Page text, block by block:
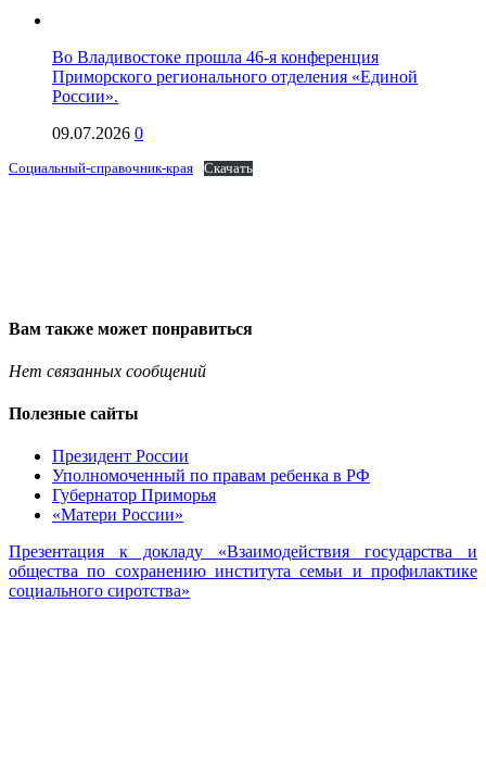
Во Владивостоке прошла 46-я конференция
Приморского регионального отделения «Единой
России».
09.07.2026 0
Социальный-справочник-края Скачать
Вам также может понравиться
Нет связанных сообщений
Полезные сайты
Президент России
Уполномоченный по правам ребенка в РФ
Губернатор Приморья
«Матери России»
Презентация к докладу «Взаимодействия государства и
общества по сохранению института семьи и профилактике
социального сиротства»